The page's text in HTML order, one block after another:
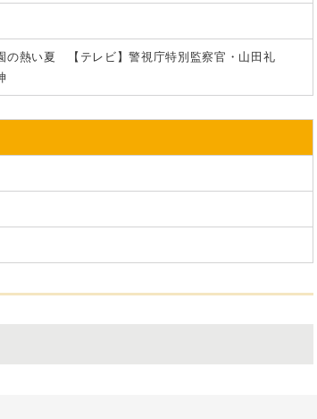
の熱い夏 【テレビ】警視庁特別監察官・山田礼